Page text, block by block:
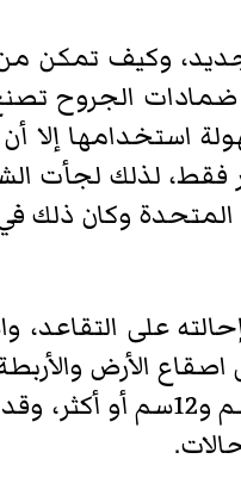
وكيف تمكن
ضمادات الجروح
استخدامها إلا أن
حيث بلغ قيمة ما تم بيعه منها في السنة الأولى نحو
نائبا للرئيس حتى عام 1957 م عندما تمت
م بعد أن وصل اختراعه إلى اصقاع
قطع من نسيج رقيق يراوح طولها بين بضعة عشر سنتمتراً وعدة